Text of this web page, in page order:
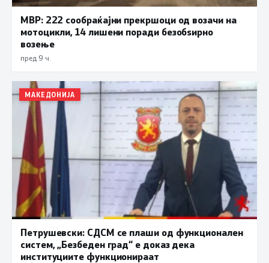
МВР: 222 сообраќајни прекршоци од возачи на
мотоцикли, 14 лишени поради безобѕирно
возење
пред 9 ч.
МАКЕДОНИЈА
Петрушевски: СДСМ се плаши од функционален
систем, „Безбеден град“ е доказ дека
институциите функционираат